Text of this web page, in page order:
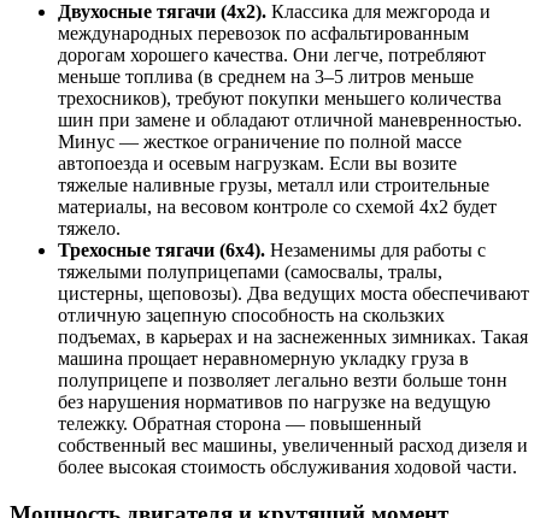
Двухосные тягачи (4х2). Классика для межгорода и
международных перевозок по асфальтированным
дорогам хорошего качества. Они легче, потребляют
меньше топлива (в среднем на 3–5 литров меньше
трехосников), требуют покупки меньшего количества
шин при замене и обладают отличной маневренностью.
Минус — жесткое ограничение по полной массе
автопоезда и осевым нагрузкам. Если вы возите
тяжелые наливные грузы, металл или строительные
материалы, на весовом контроле со схемой 4х2 будет
тяжело.
Трехосные тягачи (6х4). Незаменимы для работы с
тяжелыми полуприцепами (самосвалы, тралы,
цистерны, щеповозы). Два ведущих моста обеспечивают
отличную зацепную способность на скользких
подъемах, в карьерах и на заснеженных зимниках. Такая
машина прощает неравномерную укладку груза в
полуприцепе и позволяет легально везти больше тонн
без нарушения нормативов по нагрузке на ведущую
тележку. Обратная сторона — повышенный
собственный вес машины, увеличенный расход дизеля и
более высокая стоимость обслуживания ходовой части.